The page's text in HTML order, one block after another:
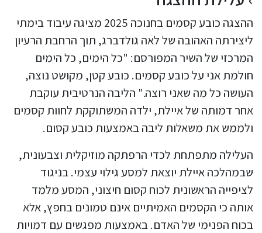
ההצגה כובע קסמים בחנוכה 2025 מציגה עיבוד בימתי
ליצירתה האהובה של לאה גולדברג, תוך הרחבת הרעיון
המרכזי של השיר המפורסם: "כל הימים, כל הימים
חולמת אני על כובע קסמים. כובע קטן, מקושט נוצה,
העושה כל מה שאני רוצה." הליבה הנרטיבית עוקבת
אחר דמותה של איילת, ילדה המשתוקקת לחוות קסמים
ולממש את משאלות ליבה באמצעות כובע קסום.
העלילה מתפתחת לכדי הרפתקה מוזיקלית וצבעונית,
שבמהלכה איילת יוצאת למסע גילוי עצמי. בניגוד
לציפייה הראשונית לכוח קסום חיצוני, המסע מלמד
אותה כי הקסמים האמיתיים אינם טמונים בחפץ, אלא
בכוח הפנימי של האדם. באמצעות מפגשים עם דמויות